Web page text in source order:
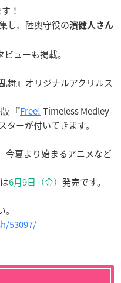
！
し、陸奥守役の濱健人さん
ューも掲載。
舞』オリジナルアクリルス
『Free!-Timeless Medley-
ーが付いてきます。
今夏より始まるアニメなど
6月9日（金） 発売です。
53097/